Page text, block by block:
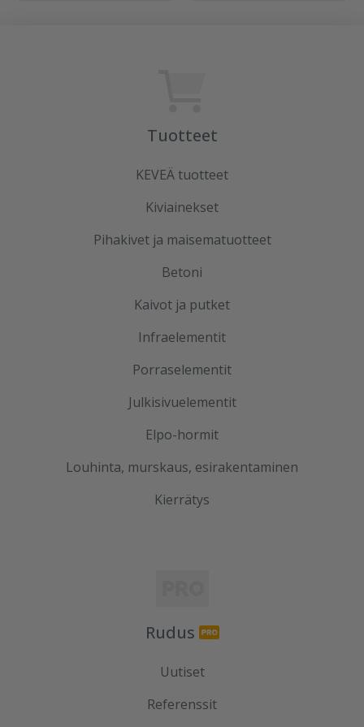
Tuotteet
KEVEÄ tuotteet
Kiviainekset
Pihakivet ja maisematuotteet
Betoni
Kaivot ja putket
Infraelementit
Porraselementit
Julkisivuelementit
Elpo-hormit
Louhinta, murskaus, esirakentaminen
Kierrätys
Rudus
Uutiset
Referenssit